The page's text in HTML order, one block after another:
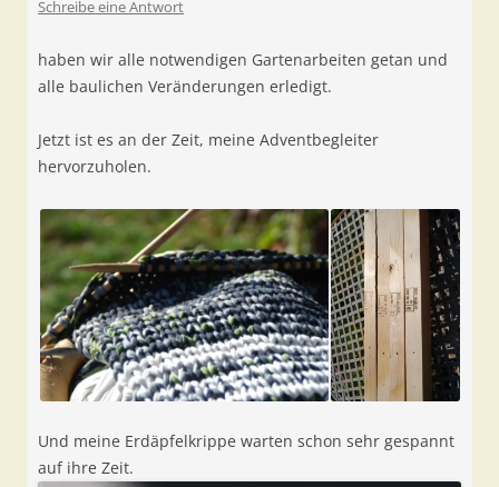
Schreibe eine Antwort
haben wir alle notwendigen Gartenarbeiten getan und
alle baulichen Veränderungen erledigt.
Jetzt ist es an der Zeit, meine Adventbegleiter
hervorzuholen.
Und meine Erdäpfelkrippe warten schon sehr gespannt
auf ihre Zeit.